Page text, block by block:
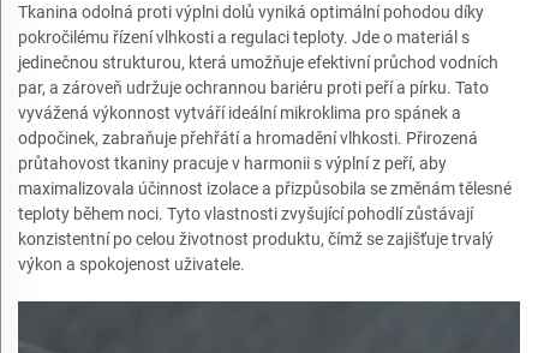
Tkanina odolná proti výplni dolů vyniká optimální pohodou díky
pokročilému řízení vlhkosti a regulaci teploty. Jde o materiál s
jedinečnou strukturou, která umožňuje efektivní průchod vodních
par, a zároveň udržuje ochrannou bariéru proti peří a pírku. Tato
vyvážená výkonnost vytváří ideální mikroklima pro spánek a
odpočinek, zabraňuje přehřátí a hromadění vlhkosti. Přirozená
průtahovost tkaniny pracuje v harmonii s výplní z peří, aby
maximalizovala účinnost izolace a přizpůsobila se změnám tělesné
teploty během noci. Tyto vlastnosti zvyšující pohodlí zůstávají
konzistentní po celou životnost produktu, čímž se zajišťuje trvalý
výkon a spokojenost uživatele.